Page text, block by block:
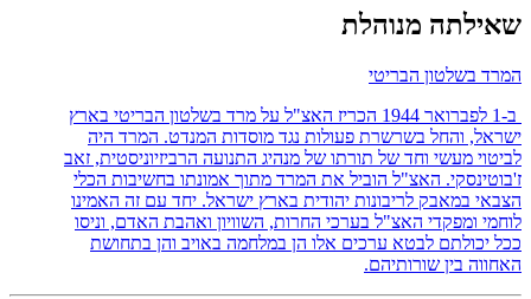
שאילתה מנוהלת
המרד בשלטון הבריטי
ב-1 לפברואר 1944 הכריז האצ"ל על מרד בשלטון הבריטי בארץ
ישראל, והחל בשרשרת פעולות נגד מוסדות המנדט. המרד היה
לביטוי מעשי וחד של תורתו של מנהיג התנועה הרביזיוניסטית, זאב
ז'בוטינסקי. האצ"ל הוביל את המרד מתוך אמונתו בחשיבות הכלי
הצבאי במאבק לריבונות יהודית בארץ ישראל. יחד עם זה האמינו
לוחמי ומפקדי האצ"ל בערכי החרות, השוויון ואהבת האדם, וניסו
ככל יכולתם לבטא ערכים אלו הן במלחמה באויב והן בתחושת
האחווה בין שורותיהם.